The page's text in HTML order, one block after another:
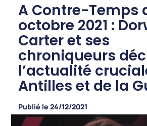
A Contre-Temps
octobre 2021 :
Carter et ses
chroniqueurs
l’actualité
Antilles et de la
Publié le 24/12/2021